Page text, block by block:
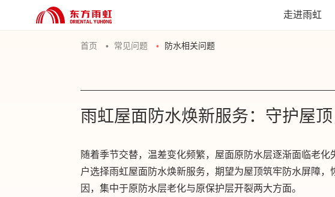
走进雨虹
首页 常见问题 防水相关问题
雨虹屋面防水焕新服务：守护屋
随着季节交替，温差变化频繁，屋面原防水层逐渐面临老
户选择雨虹屋面防水焕新服务，期望为屋顶筑牢防水屏障
因，集中于原防水层老化与原保护层开裂两大方面。